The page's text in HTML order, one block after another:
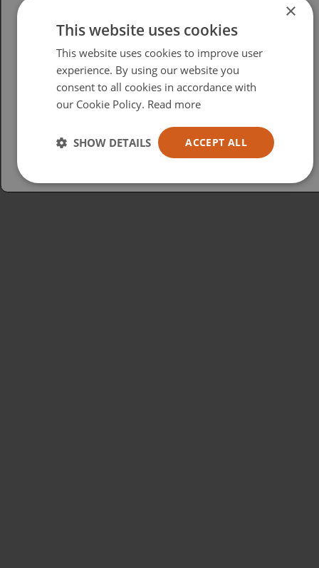
Please select your region/language
British
USA
Español
×
This website uses cookies
This website uses cookies to improve user
experience. By using our website you
consent to all cookies in accordance with
our Cookie Policy. Read more
ACCEPT ALL
SHOW DETAILS